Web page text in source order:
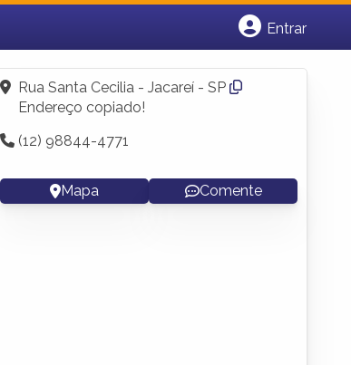
Entrar
Fazer login
Criar conta
Rua Santa Cecilia - Jacareí - SP
Endereço copiado!
(12) 98844-4771
Mapa Comente